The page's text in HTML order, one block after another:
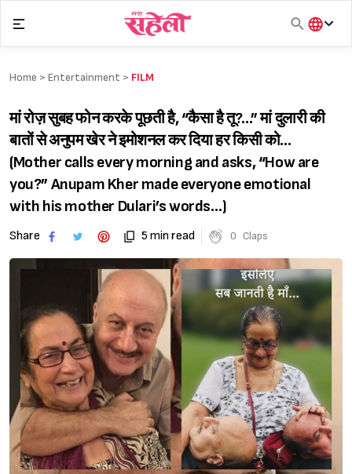
content
हिंदी
Home > Entertainment > FILM
मां रोज़ सुबह फोन करके पूछती है, “कैसा है तू?…” मां दुलारी की
बातों से अनुपम खेर ने इमोशनल कर दिया हर किसी को…
(Mother calls every morning and asks, “How are
you?” Anupam Kher made everyone emotional
with his mother Dulari’s words…)
Share 5 min read 0 Claps